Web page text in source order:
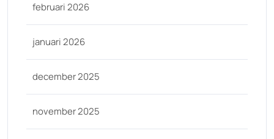
februari 2026
januari 2026
december 2025
november 2025